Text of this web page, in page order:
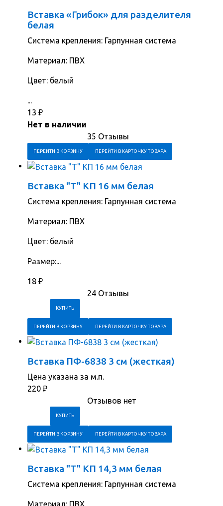
Вставка «Грибок» для разделителя
белая
Система крепления: Гарпунная система
Материал: ПВХ
Цвет: белый
...
13 ₽
Нет в наличии
35 Отзывы
ПЕРЕЙТИ В КОРЗИНУ ПЕРЕЙТИ В КАРТОЧКУ ТОВАРА
Вставка "Т" КП 16 мм белая
Система крепления: Гарпунная система
Материал: ПВХ
Цвет: белый
Размер:...
18 ₽
24 Отзывы
ПЕРЕЙТИ В КОРЗИНУ ПЕРЕЙТИ В КАРТОЧКУ ТОВАРА
Вставка ПФ-6838 3 см (жесткая)
Цена указана за м.п.
220 ₽
Отзывов нет
ПЕРЕЙТИ В КОРЗИНУ ПЕРЕЙТИ В КАРТОЧКУ ТОВАРА
Вставка "Т" КП 14,3 мм белая
Система крепления: Гарпунная система
Материал: ПВХ